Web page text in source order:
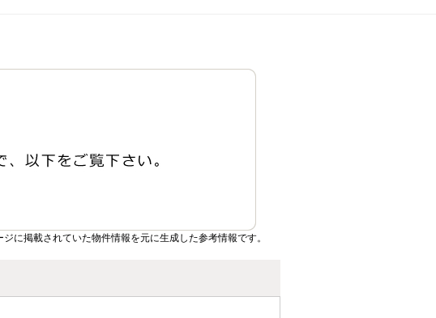
に掲載されていた物件情報を元に生成した参考情報です。